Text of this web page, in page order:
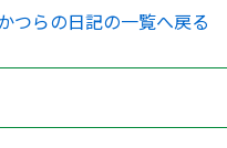
つらの日記の一覧へ戻る